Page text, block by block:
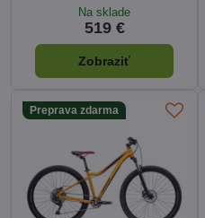
Na sklade
519 €
Zobraziť
Preprava zdarma